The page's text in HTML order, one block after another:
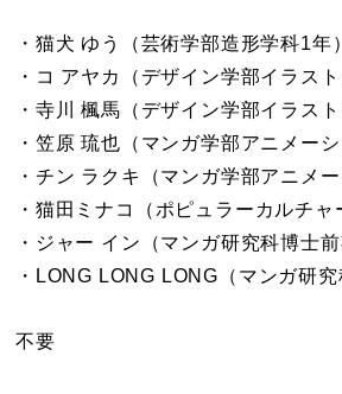
・猫犬 ゆう（芸術学部造形学科1年）
・コ アヤカ（デザイン学部イラスト
・寺川 楓馬（デザイン学部イラスト
・笠原 琉也（マンガ学部アニメー
・チン ラクキ（マンガ学部アニメ
・猫田ミナコ（ポピュラーカルチャ
・ジャー イン（マンガ研究科博士前
・LONG LONG LONG（マンガ研究
不要